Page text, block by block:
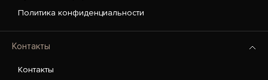
Политика конфиденциальности
Контакты
Контакты